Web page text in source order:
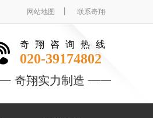
网站地图 联系奇翔
奇翔咨询热线
020-39174802
奇翔实力制造